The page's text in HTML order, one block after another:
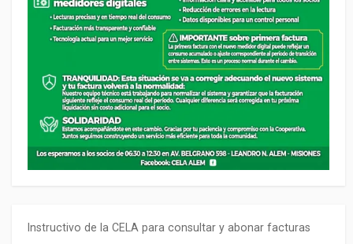
Instructivo de la CELA para consultar y abonar facturas